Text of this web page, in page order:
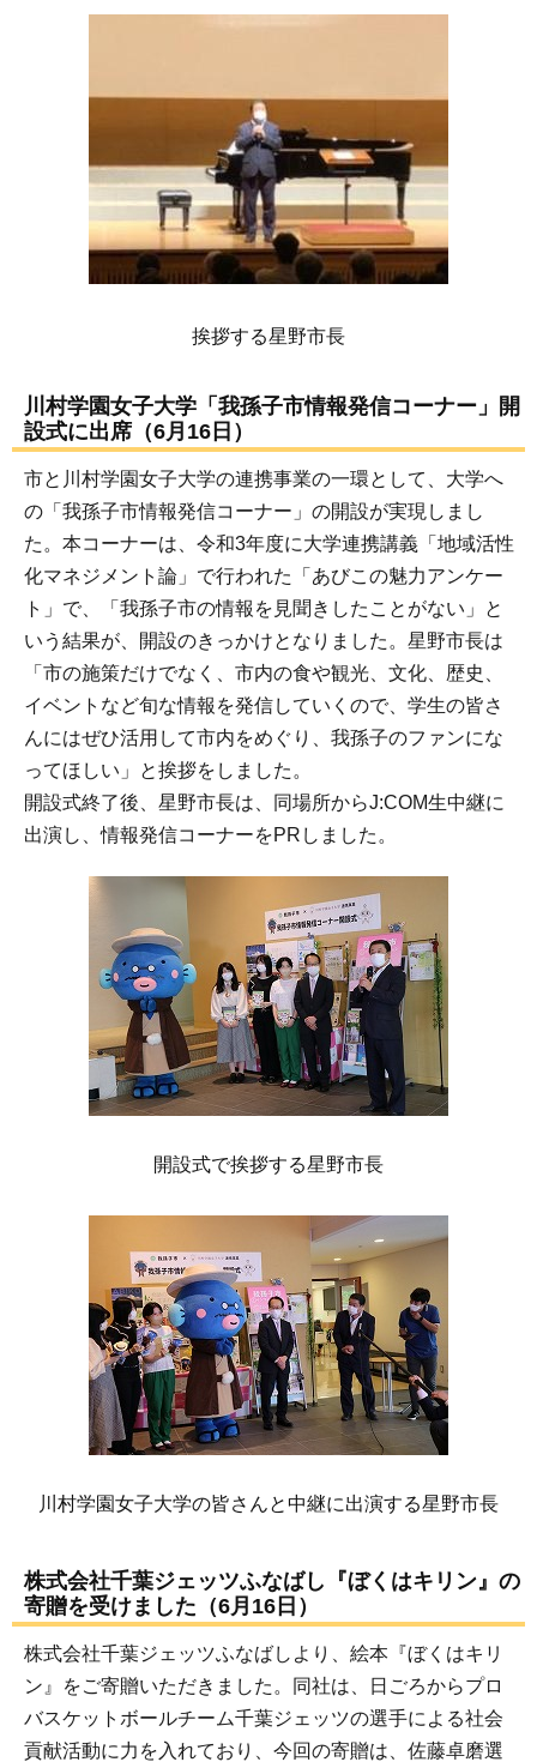
挨拶する星野市長
川村学園女子大学「我孫子市情報発信コーナー」開
設式に出席（6月16日）
市と川村学園女子大学の連携事業の一環として、大学へ
の「我孫子市情報発信コーナー」の開設が実現しまし
た。本コーナーは、令和3年度に大学連携講義「地域活性
化マネジメント論」で行われた「あびこの魅力アンケー
ト」で、「我孫子市の情報を見聞きしたことがない」と
いう結果が、開設のきっかけとなりました。星野市長は
「市の施策だけでなく、市内の食や観光、文化、歴史、
イベントなど旬な情報を発信していくので、学生の皆さ
んにはぜひ活用して市内をめぐり、我孫子のファンにな
ってほしい」と挨拶をしました。
開設式終了後、星野市長は、同場所からJ:COM生中継に
出演し、情報発信コーナーをPRしました。
開設式で挨拶する星野市長
川村学園女子大学の皆さんと中継に出演する星野市長
株式会社千葉ジェッツふなばし『ぼくはキリン』の
寄贈を受けました（6月16日）
株式会社千葉ジェッツふなばしより、絵本『ぼくはキリ
ン』をご寄贈いただきました。同社は、日ごろからプロ
バスケットボールチーム千葉ジェッツの選手による社会
貢献活動に力を入れており、今回の寄贈は、佐藤卓磨選